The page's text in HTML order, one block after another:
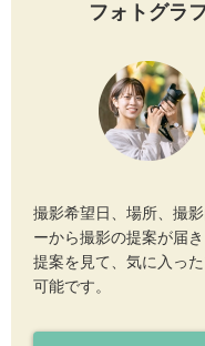
フォトグラ
撮影希望日、場所、撮
ーから撮影の提案が届き
提案を見て、気に入っ
可能です。